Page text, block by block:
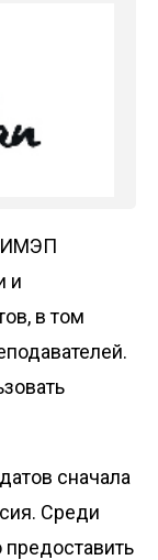
и
в том
сначала
Среди